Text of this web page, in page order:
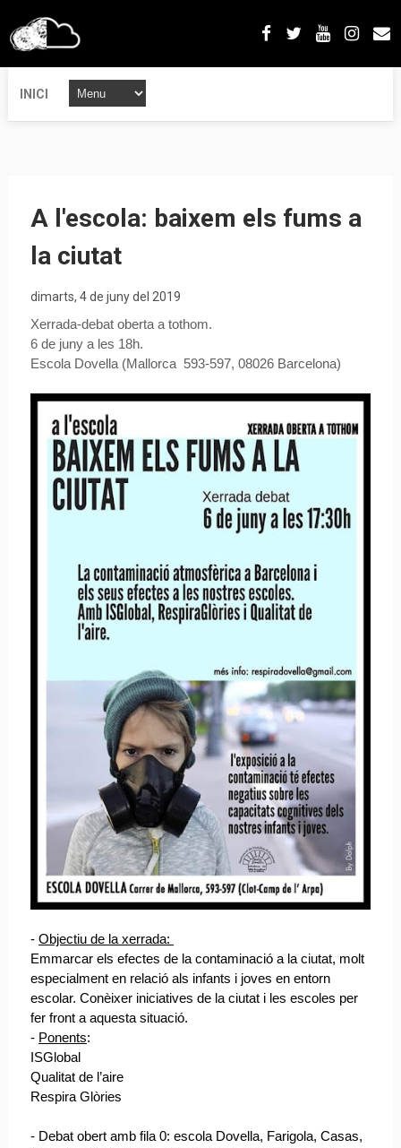
INICI
A l'escola: baixem els fums a
la ciutat
dimarts, 4 de juny del 2019
Xerrada-debat oberta a tothom.
6 de juny a les 18h.
Escola Dovella (Mallorca 593-597, 08026 Barcelona)
- Objectiude la xerrada:
Emmarcar els efectes de la contaminació a la ciutat, molt
especialment en relació als infants i joves en entorn
escolar. Conèixer iniciatives de la ciutat i les escoles per
fer front a aquesta situació.
- Ponents:
ISGlobal
Qualitat de l’aire
Respira Glòries
- Debat obert amb fila 0: escola Dovella, Farigola, Casas,